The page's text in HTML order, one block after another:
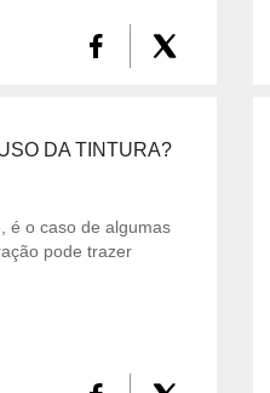
DA TINTURA?
é o caso de algumas
pode trazer